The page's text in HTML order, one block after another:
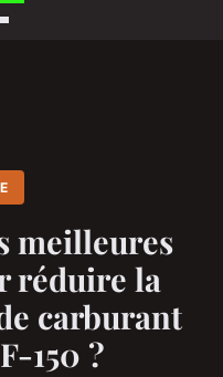
meilleures
réduire la
carburant
150 ?